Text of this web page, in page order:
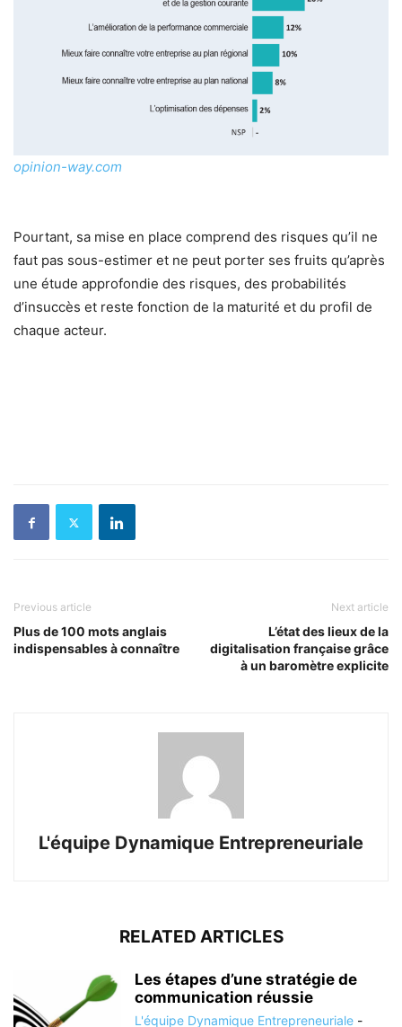
opinion-way.com
Pourtant, sa mise en place comprend des risques qu’il ne
faut pas sous-estimer et ne peut porter ses fruits qu’après
une étude approfondie des risques, des probabilités
d’insuccès et reste fonction de la maturité et du profil de
chaque acteur.
Previous article
Plus de 100 mots anglais
indispensables à connaître
Next article
L’état des lieux de la
digitalisation française grâce
à un baromètre explicite
L'équipe Dynamique Entrepreneuriale
RELATED ARTICLES
Les étapes d’une stratégie de
communication réussie
L'équipe Dynamique Entrepreneuriale -